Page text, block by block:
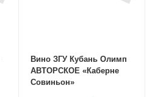
Вино ЗГУ Кубань Олимп
АВТОРСКОЕ «Каберне
Совиньон»